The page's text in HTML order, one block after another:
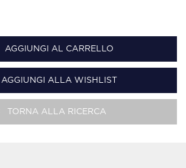
AGGIUNGI AL CARRELLO
AGGIUNGI ALLA WISHLIST
TORNA ALLA RICERCA